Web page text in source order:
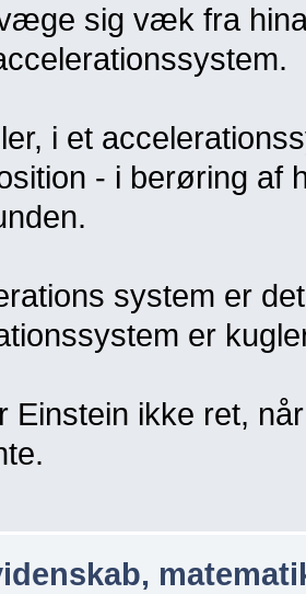
sig væk fra
i et
- i berøring af
system er
er
Einstein ikke ret,